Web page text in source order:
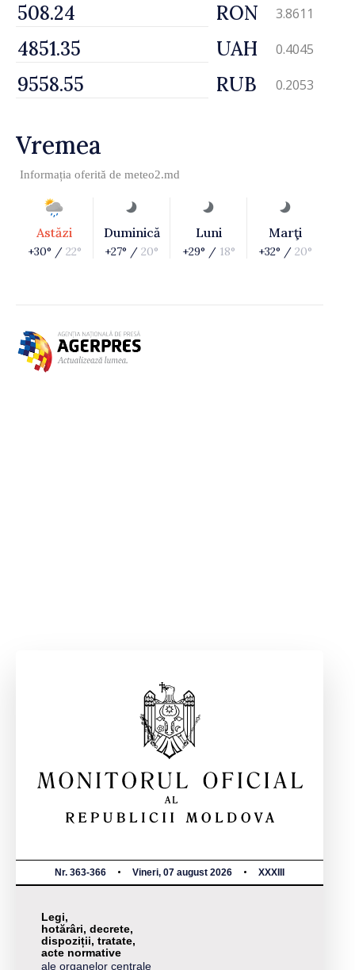
RON 3.8611
UAH 0.4045
RUB 0.2053
Vremea
Informația oferită de meteo2.md
Astăzi
+30° / 22°
Duminică
+27° / 20°
Luni
+29° / 18°
Marţi
+32° / 20°
Nr. 363-366 Vineri, 07 august 2026 XXXIII
Legi,
hotărâri, decrete,
dispoziții, tratate,
acte normative
ale organelor centrale